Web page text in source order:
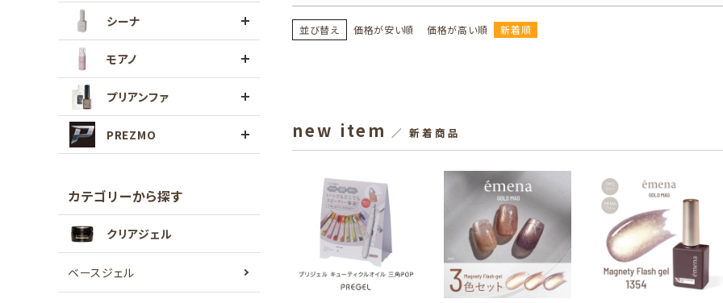
シーナ
モアノ
プリアンファ
PREZMO
カテゴリーから探す
クリアジェル
ベースジェル
並び替え 価格が安い順 価格が高い順 新着順
new item ／ 新着商品